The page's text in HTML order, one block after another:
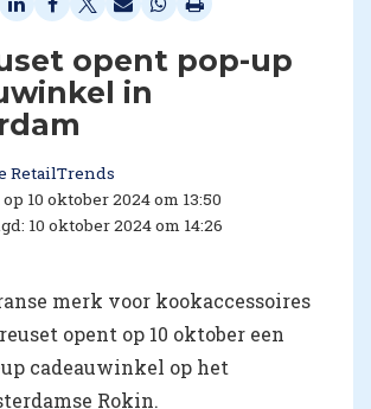
opent pop-up
in
RetailTrends
10 oktober 2024 om 13:50
10 oktober 2024 om 14:26
merk voor kookaccessoires
opent op 10 oktober een
cadeauwinkel op het
Rokin.